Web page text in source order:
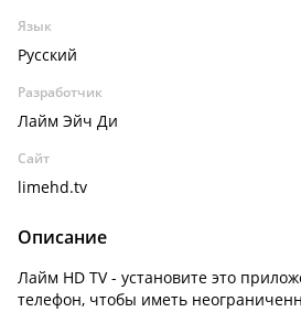
Язык
Русский
Разработчик
Лайм Эйч Ди
Сайт
limehd.tv
Описание
Лайм HD TV - установите это
телефон, чтобы иметь